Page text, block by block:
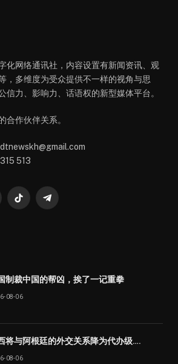
化网络通讯社，内容设置有新闻资讯、观
，多维度为受众提供不一样的视角与思
信力、影响力、话语权的新型媒体平台。
合作伙伴关系。
dtnewskh@gmail.com
513
TikTok Telegram
制裁中国的帮凶，挨了一记重拳
08-06
将与阿根廷的外交关系降为代办级….
08-06